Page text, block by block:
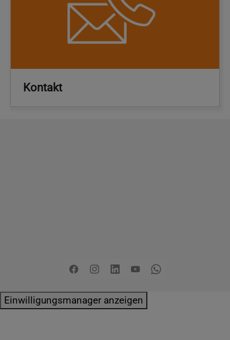
Kontakt
Facebook
Instagram
LinkedIn
YouTubeWhatsapp
Einwilligungsmanager anzeigen